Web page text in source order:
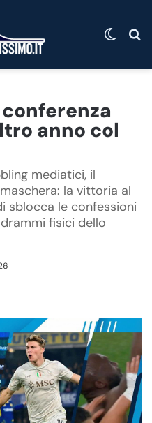
anno col
mediatici, il
la vittoria al
sblocca le confessioni
fisici dello